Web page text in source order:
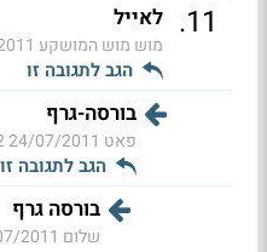
11
. לאייל
מוש מוש המושקע
הגב לתגובה זו
בורסה-גרף
פאט 24/07/2011 12:32
הגב לתגובה זו
בורסה גרף
שלום 07:57